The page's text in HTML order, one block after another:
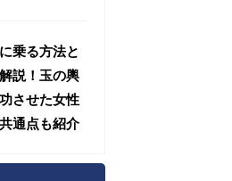
乗る方法と
説！玉の輿
させた女性
通点も紹介